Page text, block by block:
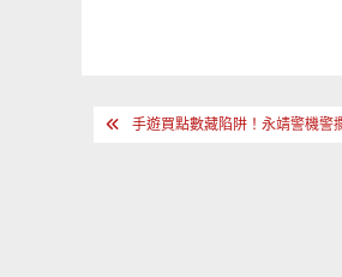
文 手遊買點數藏陷阱！永靖警機警